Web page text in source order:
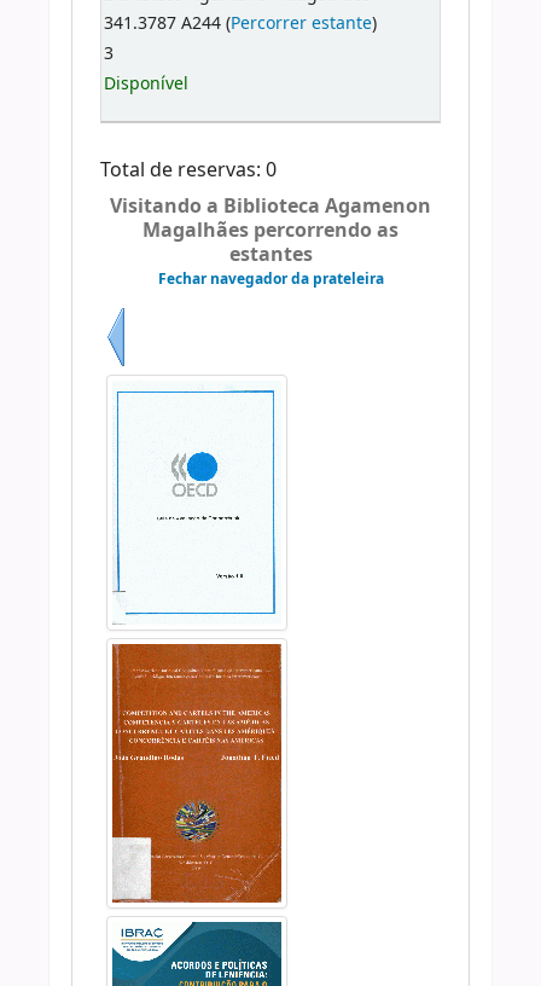
341.3787 A244 (Percorrer estante)
3
Disponível
Total de reservas: 0
Visitando a Biblioteca Agamenon
Magalhães percorrendo as
estantes
Fechar navegador da prateleira
Anterior